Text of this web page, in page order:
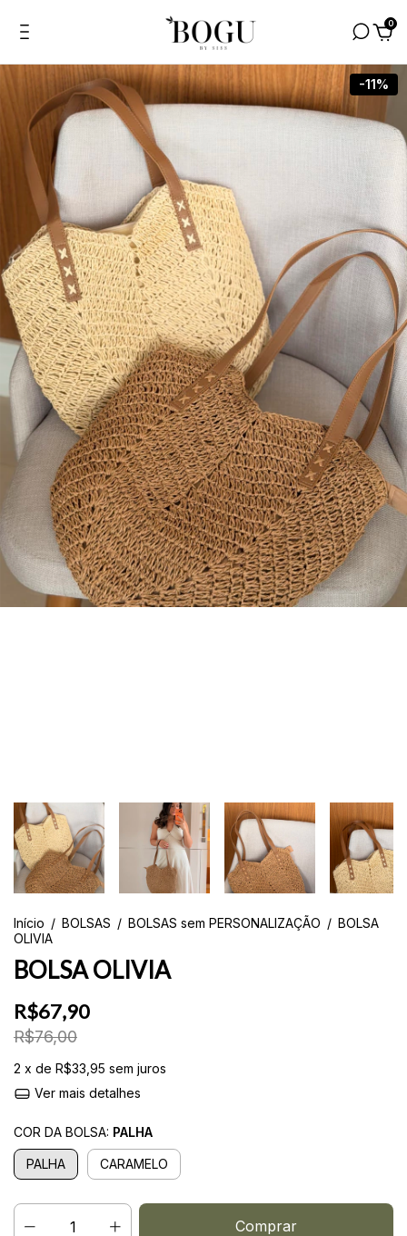
0
-11%
Início / BOLSAS / BOLSAS sem PERSONALIZAÇÃO / BOLSA
OLIVIA
BOLSA OLIVIA
R$67,90
R$76,00
2 x de R$33,95 sem juros
Ver mais detalhes
COR DA BOLSA: PALHA
PALHA CARAMELO